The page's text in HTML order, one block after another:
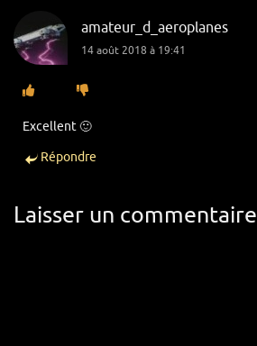
amateur_d_aeroplanes
14 août 2018 à 19:41
Excellent 🙂
Répondre
Laisser un commentaire